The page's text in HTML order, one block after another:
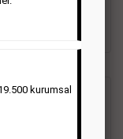
kurumsal